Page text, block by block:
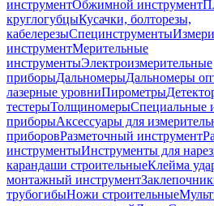
инструментОбжимной инструмент
круглогубцыКусачки, болторезы,
кабелерезыСпецинструменты
инструментМерительные
инструментыЭлектроизмерительные
приборыДальномерыДальномеры
лазерные уровниПирометры
тестерыТолщиномерыСпециальные
приборыАксессуары для
приборовРазметочный инструмент
инструментыИнструменты для
карандаши строительныеКлейма
монтажный инструмент
трубогибыНожи строительные